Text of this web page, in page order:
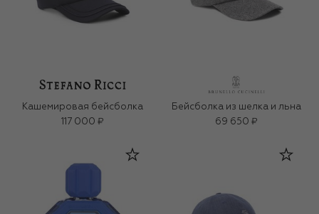
Кашемировая бейсболка
117 000 ₽
Бейсболка из шелка и льна
69 650 ₽